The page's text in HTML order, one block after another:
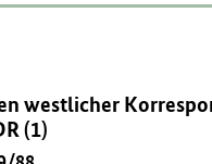
westlicher
(1)